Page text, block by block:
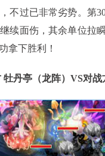
不过已非常劣势。第
续面伤，其余单位拉
拿下胜利！
丹亭（龙阵）VS对战